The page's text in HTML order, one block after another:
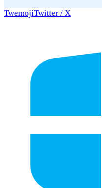
TwemojiTwitter / X